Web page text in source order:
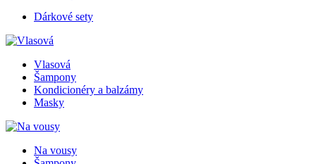
Dárkové sety
Vlasová
Šampony
Kondicionéry a balzámy
Masky
Na vousy